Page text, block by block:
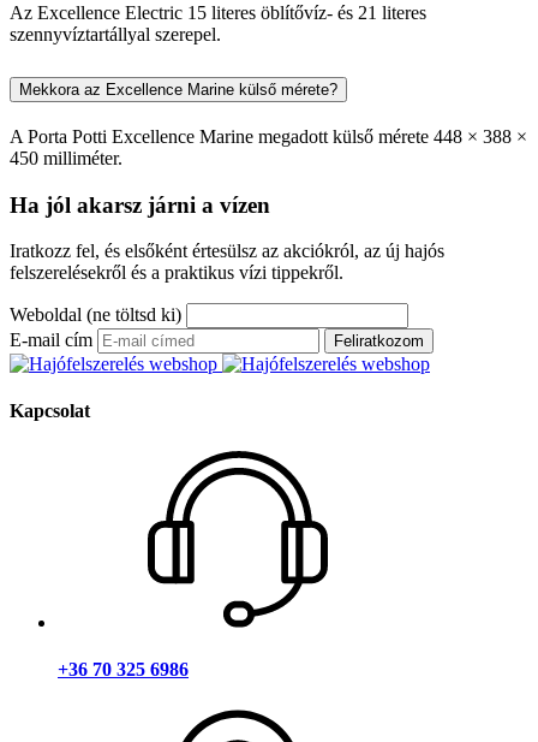
Az Excellence Electric 15 literes öblítővíz- és 21 literes
szennyvíztartállyal szerepel.
Mekkora az Excellence Marine külső mérete?
A Porta Potti Excellence Marine megadott külső mérete 448 × 388 ×
450 milliméter.
Ha jól akarsz járni a vízen
Iratkozz fel, és elsőként értesülsz az akciókról, az új hajós
felszerelésekről és a praktikus vízi tippekről.
Weboldal (ne töltsd ki)
E-mail cím
Feliratkozom
Kapcsolat
+36 70 325 6986